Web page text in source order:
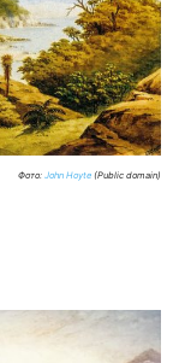
Фото: John Hoyte (Public domain)